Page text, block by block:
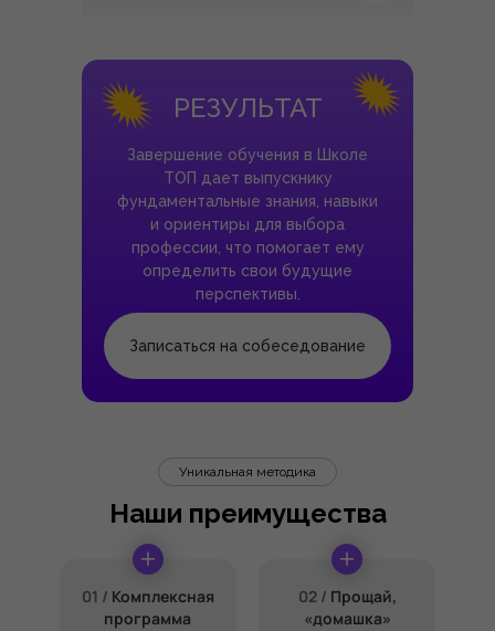
РЕЗУЛЬТАТ
Завершение обучения в Школе
ТОП дает выпускнику
фундаментальные знания, навыки
и ориентиры для выбора
профессии, что помогает ему
определить свои будущие
перспективы.
Записаться на собеседование
Наши преимущества
Уникальная методика
01 / Комплексная
программа
02 / Прощай,
«домашка»